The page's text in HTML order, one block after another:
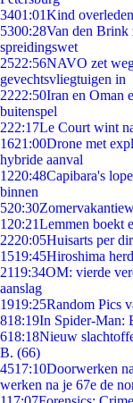
3401:01Kind
5300:28Van den Brink
spreidingswet
2522:56NAVO zet
gevechtsvliegtuigen in
2222:50Iran en Oman
buitenspel
222:17Le Court wint
1621:00Drone met
hybride aanval
1220:48Capibara's
binnen
520:30
1 20:21Lemmen boekt
2220:05Huisarts per
1519:45Hiroshima
2119:34OM: vierde
aanslag
1919:25Random Pics
818:19In Spider-Man:
618:18Nieuw
B. (66)
4517:10Doorwerken
werken na je 67e de